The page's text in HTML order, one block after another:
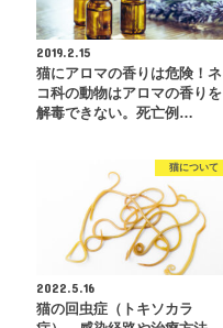
2019.2.15
猫にアロマの香りは危険！ネ
コ科の動物はアロマの香りを
解毒できない。死亡例…
猫について
2022.5.16
猫の回虫症（トキソカラ